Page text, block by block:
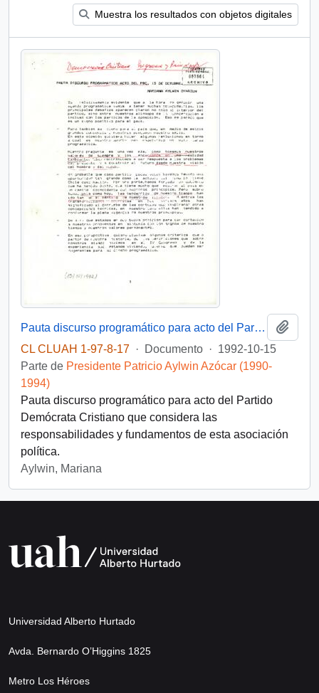
Muestra los resultados con objetos digitales
Pauta discurso programático para acto del Partido Demócrata Cristiano
CL CLUAH 1-97-8-17 · Documento · 1992-10-15
Parte de Presidente Patricio Aylwin Azócar (1990-
1994)
Pauta discurso programático para acto del Partido
Demócrata Cristiano que considera las
responsabilidades y fundamentos de esta asociación
política.
Aylwin, Mariana
Universidad Alberto Hurtado
Avda. Bernardo O’Higgins 1825
Metro Los Héroes